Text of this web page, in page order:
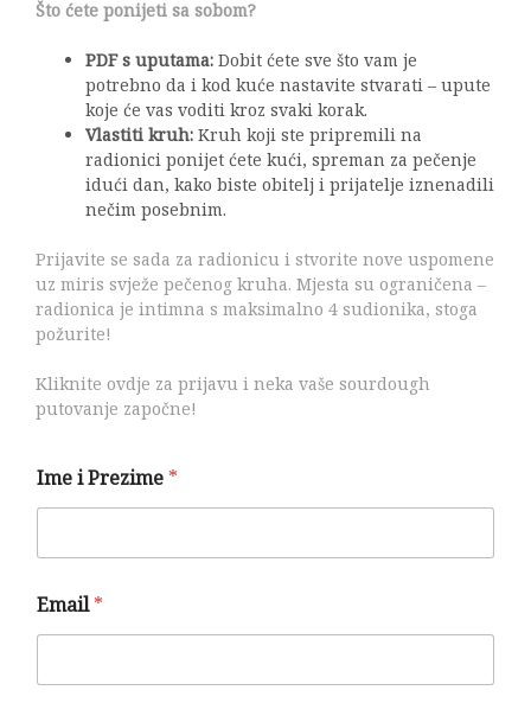
Što ćete ponijeti sa sobom?
PDF s uputama: Dobit ćete sve što vam je
potrebno da i kod kuće nastavite stvarati – upute
koje će vas voditi kroz svaki korak.
Vlastiti kruh: Kruh koji ste pripremili na
radionici ponijet ćete kući, spreman za pečenje
idući dan, kako biste obitelj i prijatelje iznenadili
nečim posebnim.
Prijavite se sada za radionicu i stvorite nove uspomene
uz miris svježe pečenog kruha. Mjesta su ograničena –
radionica je intimna s maksimalno 4 sudionika, stoga
požurite!
Kliknite ovdje za prijavu i neka vaše sourdough
putovanje započne!
Ime i Prezime *
Email*